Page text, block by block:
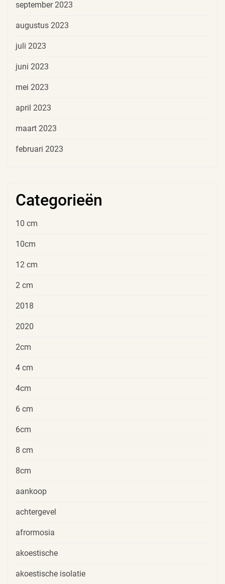
september 2023
augustus 2023
juli 2023
juni 2023
mei 2023
april 2023
maart 2023
februari 2023
Categorieën
10 cm
10cm
12 cm
2 cm
2018
2020
2cm
4 cm
4cm
6 cm
6cm
8 cm
8cm
aankoop
achtergevel
afrormosia
akoestische
akoestische isolatie